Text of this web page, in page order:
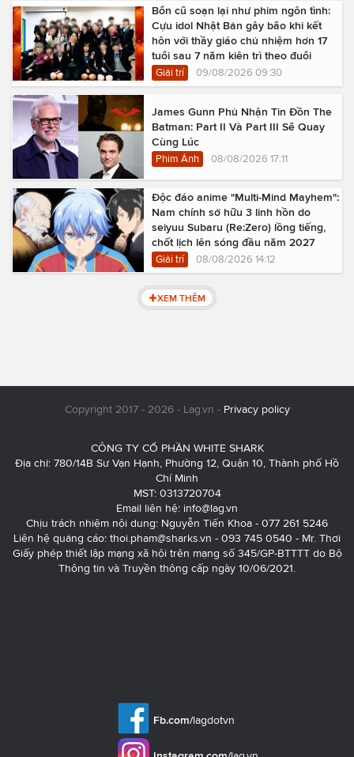
Bổn cũ soạn lại như phim ngôn tình:
Cựu idol Nhật Bản gây bão khi kết
hôn với thầy giáo chủ nhiệm hơn 17
tuổi sau 7 năm kiên trì theo đuổi
Giải trí 09/08/2026 09:30
James Gunn Phủ Nhận Tin Đồn The
Batman: Part II Và Part III Sẽ Quay
Cùng Lúc
Phim Ảnh 08/08/2026 17:11
Độc đáo anime "Multi-Mind Mayhem":
Nam chính sở hữu 3 linh hồn do
seiyuu Subaru (Re:Zero) lồng tiếng,
chốt lịch lên sóng đầu năm 2027
Giải trí 08/08/2026 14:12
XEM THÊM
Copyright 2017 - 2026 - Lag.vn - Privacy policy
CÔNG TY CỔ PHẦN WHITE SHARK
Địa chỉ: 780/14B Sư Vạn Hạnh, Phường 12, Quận 10, Thành phố Hồ
Chí Minh
MST: 0313720704
Email liên hệ: info@lag.vn
Chịu trách nhiệm nội dung: Nguyễn Tiến Khoa - 077 261 5246
Liên hệ quảng cáo: thoi.pham@sharks.vn - 093 745 0540 - Mr. Thơi
Giấy phép thiết lập mạng xã hội trên mạng số 345/GP-BTTTT do Bộ
Thông tin và Truyền thông cấp ngày 10/06/2021.
Fb.com/lagdotvn